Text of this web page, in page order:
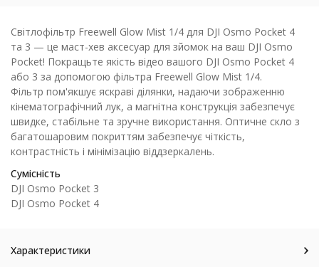
Світлофільтр Freewell Glow Mist 1/4 для DJI Osmo Pocket 4
та 3 — це маст-хев аксесуар для зйомок на ваш DJI Osmo
Pocket! Покращьте якість відео вашого DJI Osmo Pocket 4
або 3 за допомогою фільтра Freewell Glow Mist 1/4.
Фільтр пом'якшує яскраві ділянки, надаючи зображенню
кінематографічний лук, а магнітна конструкція забезпечує
швидке, стабільне та зручне використання. Оптичне скло з
багатошаровим покриттям забезпечує чіткість,
контрастність і мінімізацію віддзеркалень.
Сумісність
DJI Osmo Pocket 3
DJI Osmo Pocket 4
Характеристики